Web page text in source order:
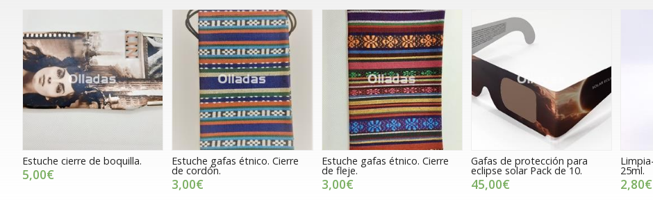
Estuche cierre de boquilla.
5,00€
Estuche gafas étnico. Cierre
de cordón.
3,00€
Estuche gafas étnico. Cierre
de fleje.
3,00€
Gafas de protección para
eclipse solar Pack de 10.
45,00€
25ml.
2,80€